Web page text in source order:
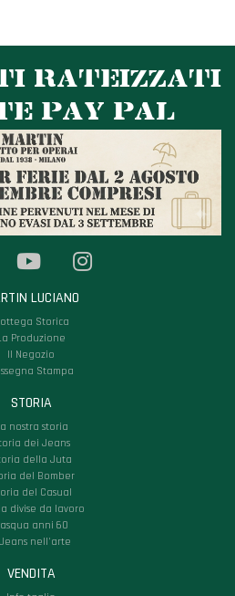
RATEIZZATI
PAY PAL
LUCIANO
Storica
Produzione
Il Negozio
Stampa
STORIA
nostra storia
dei Jeans
della Juta
del Bomber
del Casual
divise da lavoro
anni 60
nell'arte
VENDITA